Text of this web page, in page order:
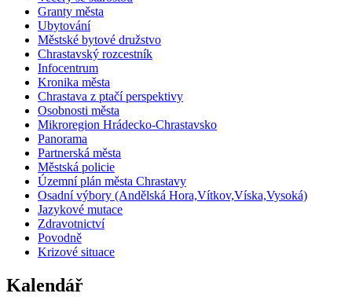
Granty města
Ubytování
Městské bytové družstvo
Chrastavský rozcestník
Infocentrum
Kronika města
Chrastava z ptačí perspektivy
Osobnosti města
Mikroregion Hrádecko-Chrastavsko
Panorama
Partnerská města
Městská policie
Územní plán města Chrastavy
Osadní výbory (Andělská Hora,Vítkov,Víska,Vysoká)
Jazykové mutace
Zdravotnictví
Povodně
Krizové situace
Kalendář